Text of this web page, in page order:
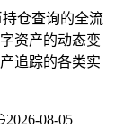
仓查询的全流
资产的动态变
追踪的各类实
2026-08-05